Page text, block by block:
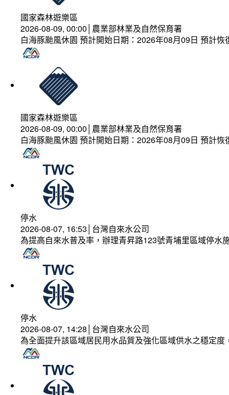
國家森林遊樂區
2026-08-09, 00:00│農業部林業及自然保育署
白海豚颱風休園 預計開始日期：2026年08月09日 預計
國家森林遊樂區
2026-08-09, 00:00│農業部林業及自然保育署
白海豚颱風休園 預計開始日期：2026年08月09日 預計
停水
2026-08-07, 16:53│台灣自來水公司
為提高自來水普及率，辦理青昇路123號青埔里區域停水
停水
2026-08-07, 14:28│台灣自來水公司
為全面提升該區域居民用水品質及強化區域供水之穩定